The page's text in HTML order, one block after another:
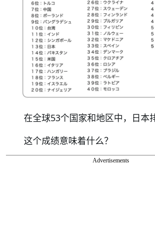
在全球53个国家和地区中，日本
这个成绩意味着什么？
Advertisements